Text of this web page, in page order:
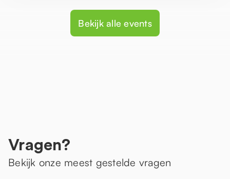
Bekijk alle events
Vragen?
Bekijk onze meest gestelde vragen